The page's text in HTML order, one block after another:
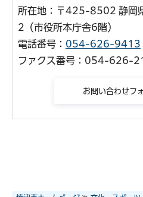
所在地：〒425-8502 静岡
2（市役所本庁舎6階）
電話番号： 054-626-9413
ファクス番号：054-626-